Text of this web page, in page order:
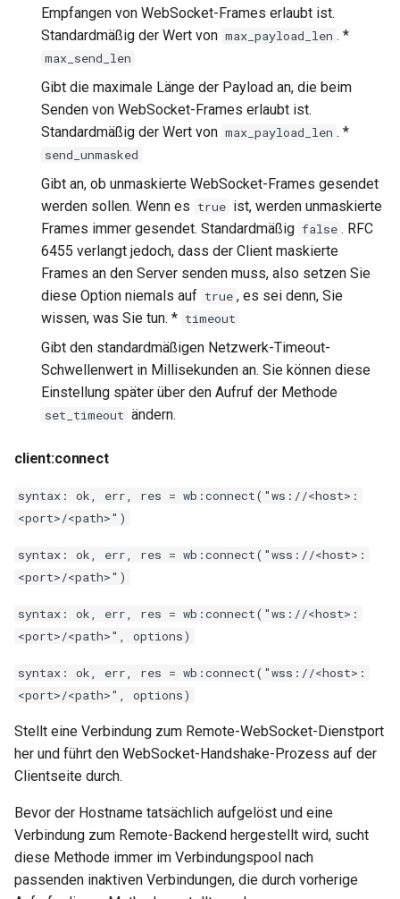
Empfangen von WebSocket-Frames erlaubt ist.
Standardmäßig der Wert von max_payload_len . *
max_send_len
Gibt die maximale Länge der Payload an, die beim
Senden von WebSocket-Frames erlaubt ist.
Standardmäßig der Wert von max_payload_len . *
send_unmasked
Gibt an, ob unmaskierte WebSocket-Frames gesendet
werden sollen. Wenn es true ist, werden unmaskierte
Frames immer gesendet. Standardmäßig false . RFC
6455 verlangt jedoch, dass der Client maskierte
Frames an den Server senden muss, also setzen Sie
diese Option niemals auf true , es sei denn, Sie
wissen, was Sie tun. * timeout
Gibt den standardmäßigen Netzwerk-Timeout-
Schwellenwert in Millisekunden an. Sie können diese
Einstellung später über den Aufruf der Methode
set_timeout ändern.
client:connect
syntax: ok, err, res = wb:connect("ws://<host>:
<port>/<path>")
syntax: ok, err, res = wb:connect("wss://<host>:
<port>/<path>")
syntax: ok, err, res = wb:connect("ws://<host>:
<port>/<path>", options)
syntax: ok, err, res = wb:connect("wss://<host>:
<port>/<path>", options)
Stellt eine Verbindung zum Remote-WebSocket-Dienstport
her und führt den WebSocket-Handshake-Prozess auf der
Clientseite durch.
Bevor der Hostname tatsächlich aufgelöst und eine
Verbindung zum Remote-Backend hergestellt wird, sucht
diese Methode immer im Verbindungspool nach
passenden inaktiven Verbindungen, die durch vorherige